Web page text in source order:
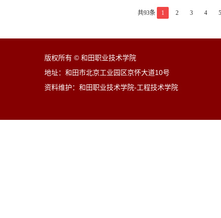
共93条 1 2 3 4 5
版权所有 © 和田职业技术学院
地址：和田市北京工业园区京怀大道10号
资料维护：和田职业技术学院-工程技术学院